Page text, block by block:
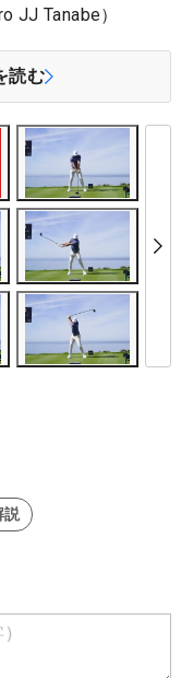
JJ Tanabe）
読む
説